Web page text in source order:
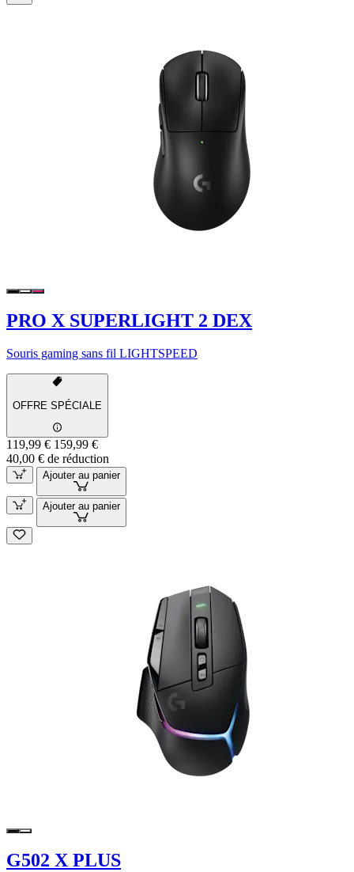
PRO X SUPERLIGHT 2 DEX
Souris gaming sans fil LIGHTSPEED
OFFRE SPÉCIALE
119,99 € 159,99 €
40,00 € de réduction
Ajouter au panier
Ajouter au panier
G502 X PLUS